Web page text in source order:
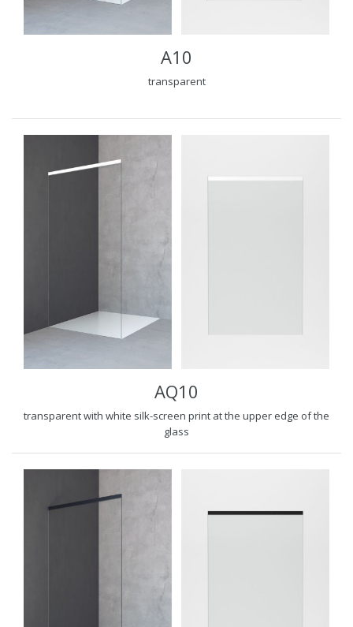
A10
transparent
AQ10
transparent with white silk-screen print at the upper edge of the
glass